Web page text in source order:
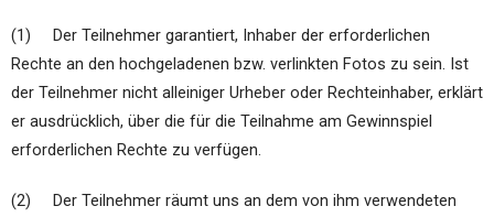
(1) Der Teilnehmer garantiert, Inhaber der erforderlichen
Rechte an den hochgeladenen bzw. verlinkten Fotos zu sein. Ist
der Teilnehmer nicht alleiniger Urheber oder Rechteinhaber, erklärt
er ausdrücklich, über die für die Teilnahme am Gewinnspiel
erforderlichen Rechte zu verfügen.
(2) Der Teilnehmer räumt uns an dem von ihm verwendeten